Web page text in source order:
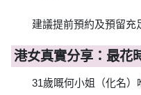
建議提前預約及預留充
港女真實分享：最花
31歲嘅何小姐（化名）